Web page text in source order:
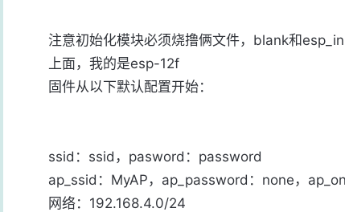
注意初始化模块必须烧撸俩文件，blank和
上面，我的是esp-12f
固件从以下默认配置开始：
ssid：ssid，pasword：password
ap_ssid：MyAP，ap_password：none，
网络：192.168.4.0/24